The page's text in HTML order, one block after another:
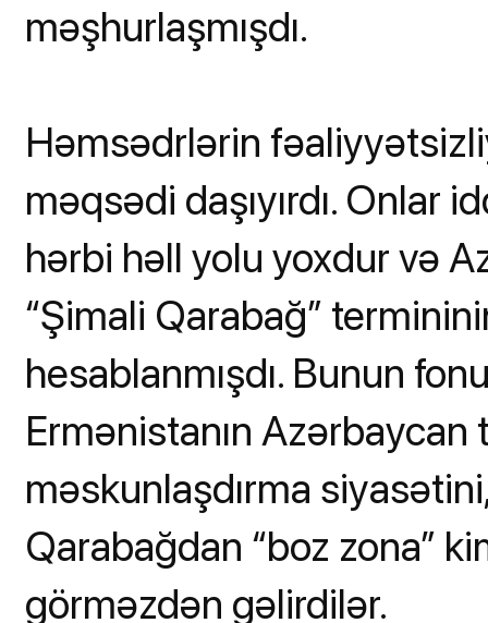
məşhurlaşmışdı.
Həmsədrlərin
məqsədi daşıyırdı. Onlar
hərbi həll yolu yoxdur və
“Şimali Qarabağ”
hesablanmışdı. Bunun
Ermənistanın Azərbaycan
məskunlaşdırma
Qarabağdan “boz zona”
görməzdən gəlirdilər.